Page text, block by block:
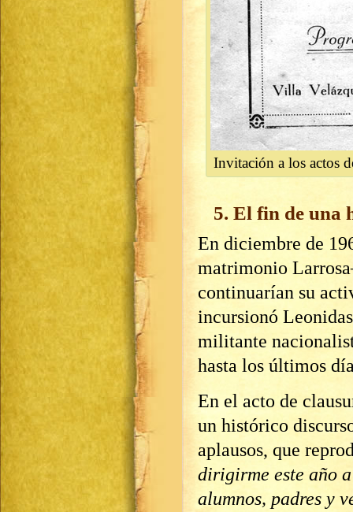
Invitación a los actos
5. El fin de una
En diciembre de
matrimonio
continuarían su
incursionó
militante
hasta los últimos
En el acto de
un histórico
aplausos, que
dirigirme este año
alumnos, padres y